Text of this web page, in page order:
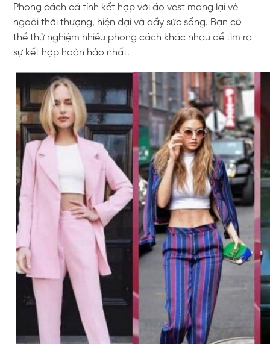
Phong cách cá tính kết hợp với áo vest mang lại vẻ
ngoài thời thượng, hiện đại và đầy sức sống. Bạn có
thể thử nghiệm nhiều phong cách khác nhau để tìm ra
sự kết hợp hoàn hảo nhất.